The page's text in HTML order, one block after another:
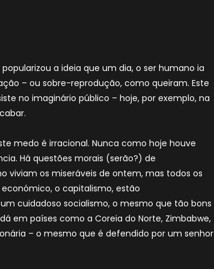
a ideia que um dia, o ser humano ia
– ou sobre-reprodução, como queiram. Este
no imaginário público – hoje, por exemplo, na
medo é irracional. Nunca como hoje houve
Há questões morais (serão?) de
viviam os miseráveis de ontem, mas todos os
o capitalismo, estão
cuidadoso socialismo, o mesmo que tão bons
em países como a Coreia do Norte, Zimbabwe,
– o mesmo que é defendido por um senhor